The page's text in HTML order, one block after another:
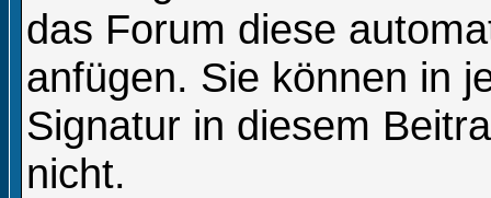
das Forum diese
anfügen. Sie können in
Signatur in diesem
nicht.